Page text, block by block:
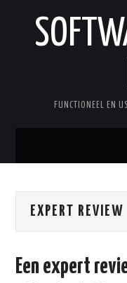
FUNCTIONEEL EN
OVER ROY
EXPERT REVIEW
Een expert